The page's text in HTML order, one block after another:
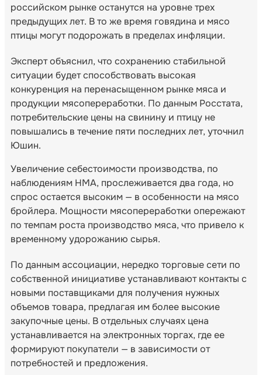
российском рынке останутся на уровне трех
предыдущих лет. В то же время говядина и мясо
птицы могут подорожать в пределах инфляции.
Эксперт объяснил, что сохранению стабильной
ситуации будет способствовать высокая
конкуренция на перенасыщенном рынке мяса и
продукции мясопереработки. По данным Росстата,
потребительские цены на свинину и птицу не
повышались в течение пяти последних лет, уточнил
Юшин.
Увеличение себестоимости производства, по
наблюдениям НМА, прослеживается два года, но
спрос остается высоким — в особенности на мясо
бройлера. Мощности мясопереработки опережают
по темпам роста производство мяса, что привело к
временному удорожанию сырья.
По данным ассоциации, нередко торговые сети по
собственной инициативе устанавливают контакты с
новыми поставщиками для получения нужных
объемов товара, предлагая им более высокие
закупочные цены. В отдельных случаях цена
устанавливается на электронных торгах, где ее
формируют покупатели — в зависимости от
потребностей и предложения.